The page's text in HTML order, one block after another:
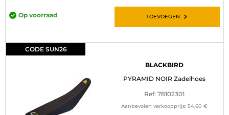
Op voorraad TOEVOEGEN
CODE SUN26
BLACKBIRD
PYRAMID NOIR Zadelhoes
Ref: 78102301
Aanbevolen verkoopprijs: 54,60 €